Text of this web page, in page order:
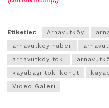
Etiketler: Arnavutköy
arnavutköy haber
arnavutköy toki
kayabaşı toki konut
Video Galeri